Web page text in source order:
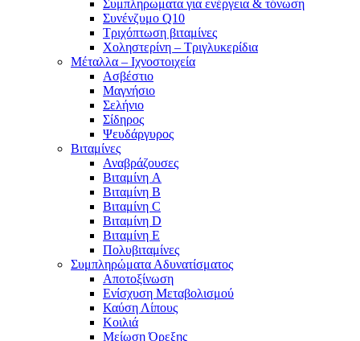
Συμπληρωματα για ενέργεια & τόνωση
Συνένζυμο Q10
Τριχόπτωση βιταμίνες
Χοληστερίνη – Τριγλυκερίδια
Μέταλλα – Ιχνοστοιχεία
Ασβέστιο
Μαγνήσιο
Σελήνιο
Σίδηρος
Ψευδάργυρος
Βιταμίνες
Αναβράζουσες
Βιταμίνη A
Βιταμίνη B
Βιταμίνη C
Βιταμίνη D
Βιταμίνη E
Πολυβιταμίνες
Συμπληρώματα Αδυνατίσματος
Αποτοξίνωση
Ενίσχυση Μεταβολισμού
Καύση Λίπους
Κοιλιά
Μείωση Όρεξης